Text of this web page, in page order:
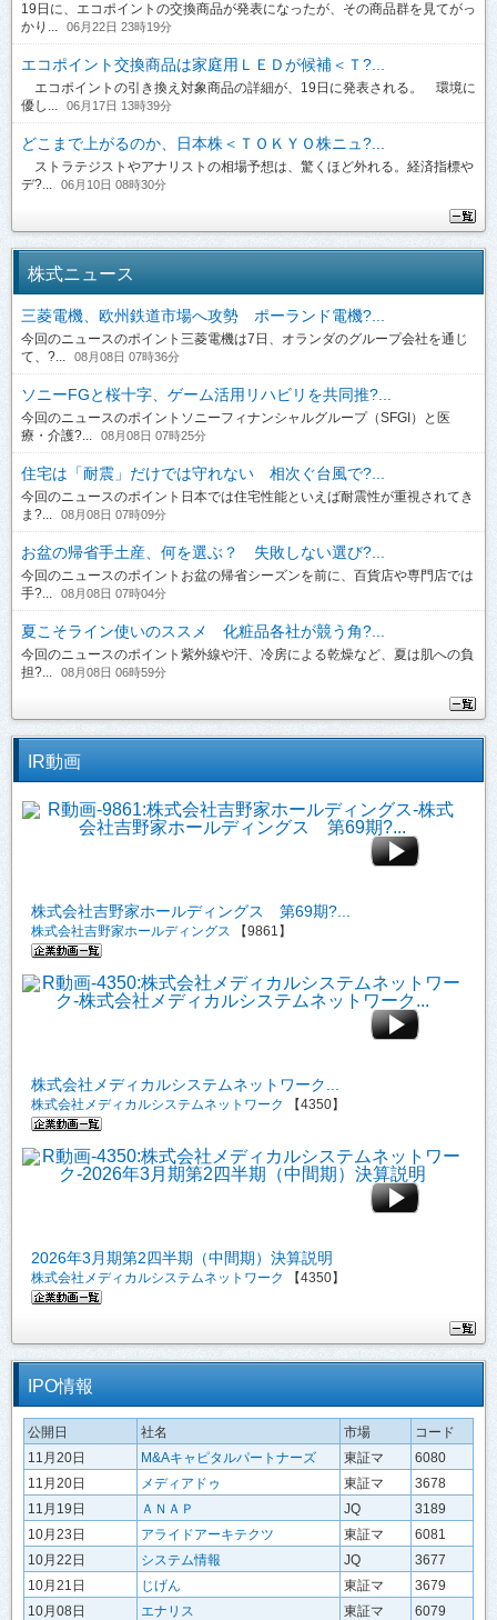
19日に、エコポイントの交換商品が発表になったが、その商品群を見てがっ
かり...
06月22日 23時19分
エコポイント交換商品は家庭用ＬＥＤが候補＜Ｔ?...
エコポイントの引き換え対象商品の詳細が、19日に発表される。 環境に
優し...
06月17日 13時39分
どこまで上がるのか、日本株＜ＴＯＫＹＯ株ニュ?...
ストラテジストやアナリストの相場予想は、驚くほど外れる。経済指標や
デ?...
06月10日 08時30分
株式ニュース
三菱電機、欧州鉄道市場へ攻勢 ポーランド電機?...
今回のニュースのポイント三菱電機は7日、オランダのグループ会社を通じ
て、?...
08月08日 07時36分
ソニーFGと桜十字、ゲーム活用リハビリを共同推?...
今回のニュースのポイントソニーフィナンシャルグループ（SFGI）と医
療・介護?...
08月08日 07時25分
住宅は「耐震」だけでは守れない 相次ぐ台風で?...
今回のニュースのポイント日本では住宅性能といえば耐震性が重視されてき
ま?...
08月08日 07時09分
お盆の帰省手土産、何を選ぶ？ 失敗しない選び?...
今回のニュースのポイントお盆の帰省シーズンを前に、百貨店や専門店では
手?...
08月08日 07時04分
夏こそライン使いのススメ 化粧品各社が競う角?...
今回のニュースのポイント紫外線や汗、冷房による乾燥など、夏は肌への負
担?...
08月08日 06時59分
IR動画
株式会社吉野家ホールディングス 第69期?...
株式会社吉野家ホールディングス 【9861】
株式会社メディカルシステムネットワーク...
株式会社メディカルシステムネットワーク 【4350】
2026年3月期第2四半期（中間期）決算説明
株式会社メディカルシステムネットワーク 【4350】
IPO情報
公開日 社名 市場
コード
11月20日
M&Aキャピタルパートナーズ 東証マ
6080
11月20日
メディアドゥ 東証マ
3678
11月19日
ＡＮＡＰ JQ
3189
10月23日
アライドアーキテクツ 東証マ
6081
10月22日
システム情報 JQ
3677
10月21日
じげん 東証マ
3679
10月08日
エナリス 東証マ 6079